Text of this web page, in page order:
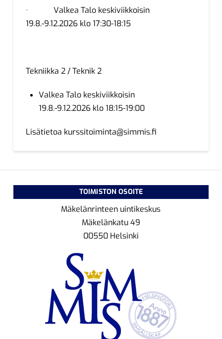
· Valkea Talo keskiviikkoisin
19.8.-9.12.2026 klo 17:30-18:15
Tekniikka 2 / Teknik 2
Valkea Talo keskiviikkoisin
19.8.-9.12.2026 klo 18:15-19:00
Lisätietoa kurssitoiminta@simmis.fi
TOIMISTON OSOITE
Mäkelänrinteen uintikeskus
Mäkelänkatu 49
00550 Helsinki